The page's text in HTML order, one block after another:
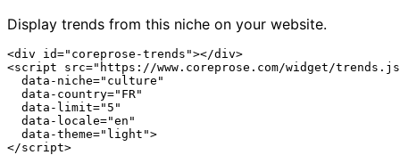
Display trends from this niche on your website.
<div id="coreprose-trends"></div>
<script src="https://www.coreprose.com/widget/
  data-niche="culture"
  data-country="FR"
  data-limit="5"
  data-locale="en"
  data-theme="light">
</script>